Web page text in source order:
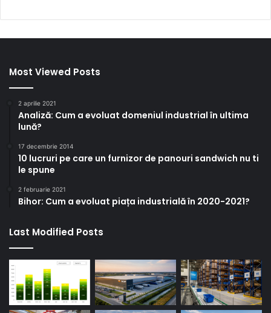
Most Viewed Posts
2 aprilie 2021
Analiză: Cum a evoluat domeniul industrial în ultima
lună?
17 decembrie 2014
10 lucruri pe care un furnizor de panouri sandwich nu ti
le spune
2 februarie 2021
Bihor: Cum a evoluat piața industrială în 2020-2021?
Last Modified Posts